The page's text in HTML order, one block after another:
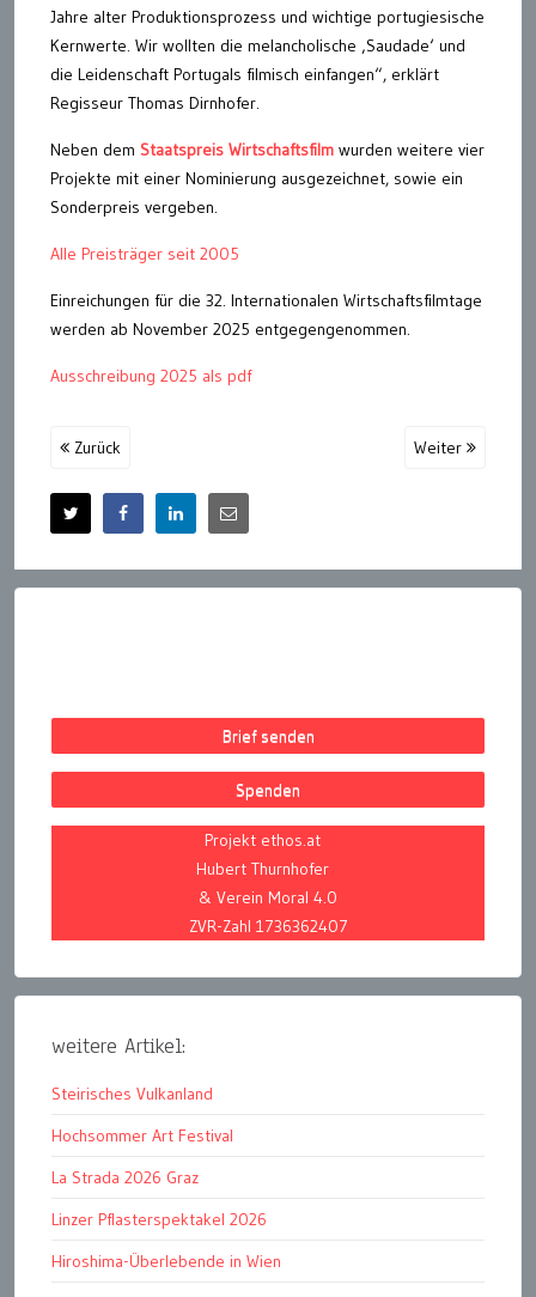
Jahre alter Produktionsprozess und wichtige portugiesische
Kernwerte. Wir wollten die melancholische ‚Saudade‘ und
die Leidenschaft Portugals filmisch einfangen“, erklärt
Regisseur Thomas Dirnhofer.
Neben dem Staatspreis Wirtschaftsfilm wurden weitere vier
Projekte mit einer Nominierung ausgezeichnet, sowie ein
Sonderpreis vergeben.
Alle Preisträger seit 2005
Einreichungen für die 32. Internationalen Wirtschaftsfilmtage
werden ab November 2025 entgegengenommen.
Ausschreibung 2025 als pdf
Zurück Weiter
Brief senden
Spenden
Projekt ethos.at
Hubert Thurnhofer
& Verein Moral 4.0
ZVR-Zahl 1736362407
weitere Artikel:
Steirisches Vulkanland
Hochsommer Art Festival
La Strada 2026 Graz
Linzer Pflasterspektakel 2026
Hiroshima-Überlebende in Wien